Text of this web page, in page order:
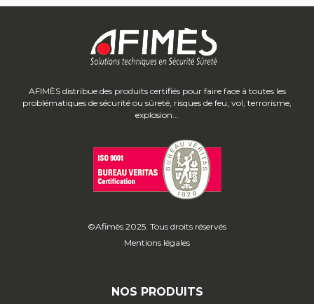
AFIMÈS distribue des produits certifiés pour faire face à toutes les
problématiques de sécurité ou sûreté, risques de feu, vol, terrorisme,
explosion...
©Afimès 2025. Tous droits réservés
Mentions légales
NOS PRODUITS